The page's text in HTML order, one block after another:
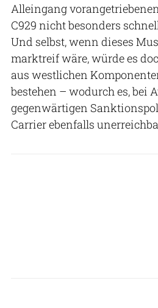
Alleingang
C929 nicht besonders
Und selbst, wenn dieses
marktreif wäre, würde es
aus westlichen
bestehen – wodurch es, bei
gegenwärtigen
Carrier ebenfalls